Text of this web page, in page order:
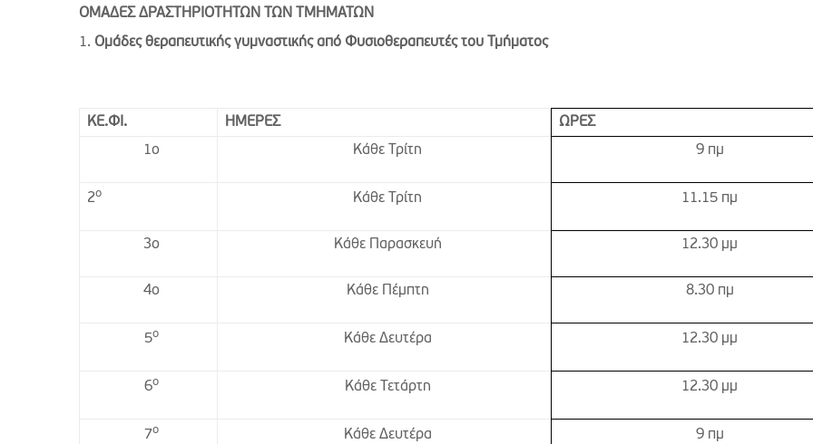
ΟΜΑΔΕΣ ΔΡΑΣΤΗΡΙΟΤΗΤΩΝ ΤΩΝ ΤΜΗΜΑΤΩΝ
1. Ομάδες θεραπευτικής γυμναστικής από Φυσιοθεραπευτές του Τμήματος
ΚΕ.ΦΙ. ΗΜΕΡΕΣ
ΩΡΕΣ
1ο
Κάθε Τρίτη 9 πμ
2ο Κάθε Τρίτη 11.15 πμ
3ο Κάθε Παρασκευή 12.30 μμ
4ο Κάθε Πέμπτη 8.30 πμ
5ο Κάθε Δευτέρα 12.30 μμ
6ο Κάθε Τετάρτη 12.30 μμ
7ο Κάθε Δευτέρα 9 πμ